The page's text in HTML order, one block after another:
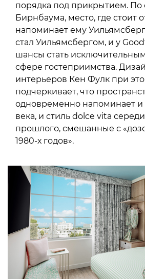
порядка под прикрытием. По
Бирнбаума, место, где стоит
напоминает ему Уильямсберг
стал Уильямсбергом, и у
шансы стать
сфере гостеприимства.
интерьеров Кен Фулк при
подчеркивает, что
одновременно напоминает и
века, и стиль dolce vita
прошлого, смешанные с
1980-х годов».